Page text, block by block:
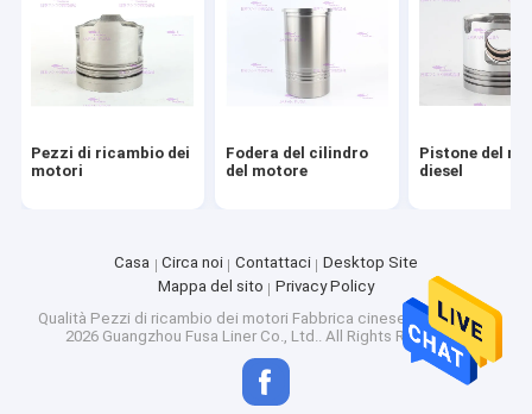
Pezzi di ricambio dei
motori
Fodera del cilindro
del motore
Pistone del
diesel
Casa Circa noi Contattaci
Desktop Site
Mappa del sito
Privacy Policy
Qualità Pezzi di ricambio dei motori Fabbrica cinese.Copyright ©
2026 Guangzhou Fusa Liner Co., Ltd.. All Rights Reserved.